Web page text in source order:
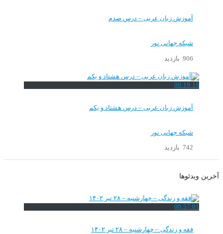
آموزش زبان عربی – درس صدم
شبکه جهانی نور
906 بازدید
00:19:18
آموزش زبان عربی – درس هشتاد و یکم
شبکه جهانی نور
742 بازدید
آخرین ویدئوها
00:57:01
فقه و زندگی – چهارشنبه – ۲۸ تیر ۱۴۰۲